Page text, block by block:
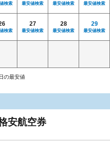
検索 最安値検索 最安値検索 最安値検索
検索
27
最安値検索
28
最安値検索
29
最安値検索
の最安値
安航空券